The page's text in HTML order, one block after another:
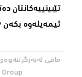
تێبینییه‌كانتان
ئیمه‌یله‌وه‌ بكه‌ن
مافی